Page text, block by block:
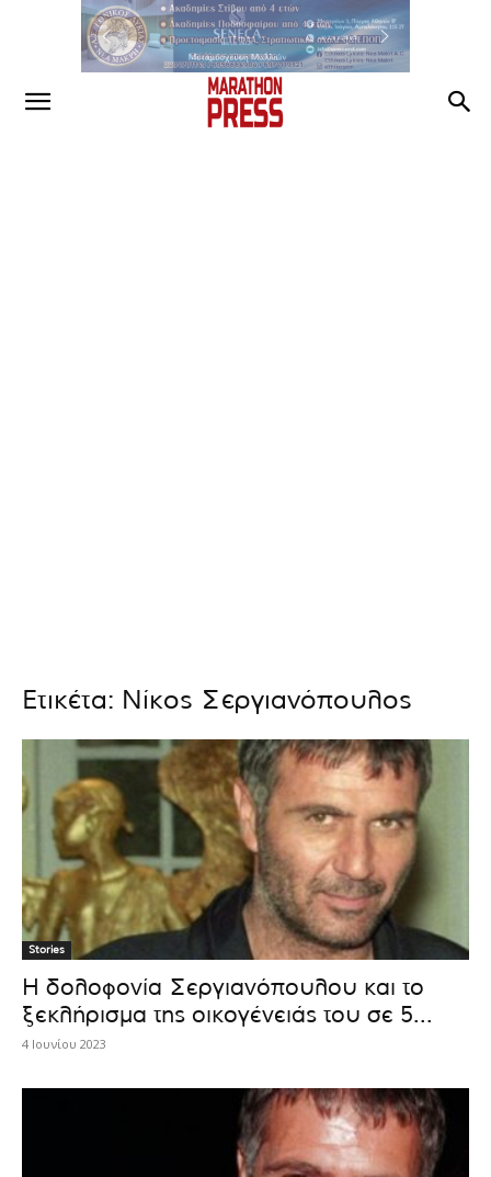
Ετικέτα: Νίκος Σεργιανόπουλος
Stories
Η δολοφονία Σεργιανόπουλου και το
ξεκλήρισμα της οικογένειάς του σε 5...
4 Ιουνίου 2023